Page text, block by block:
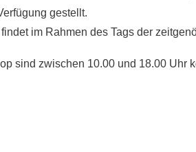
gestellt.
im Rahmen des Tags der
sind zwischen 10.00 und 18.00 Uhr